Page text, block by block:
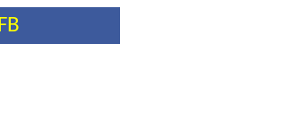
FB